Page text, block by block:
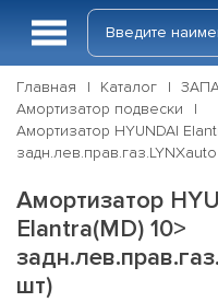
Главная Каталог
Амортизатор подвески
Амортизатор HYUNDAI
задн.лев.прав.газ.LYNXauto
Амортизатор
Elantra(MD) 10>
шт)